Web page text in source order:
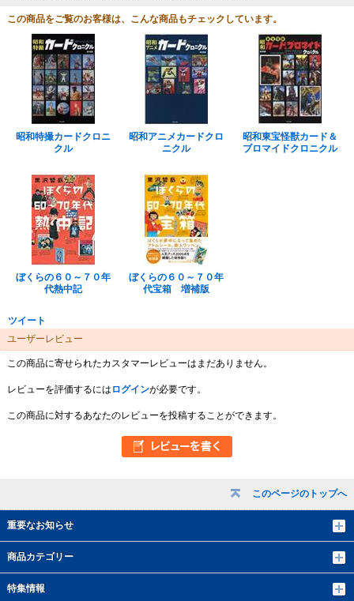
このページのトップへ
重要なお知らせ
商品カテゴリー
特集情報
この商品をご覧のお客様は、こんな商品もチェックしています。
昭和特撮カードクロニ
クル
昭和アニメカードクロ
ニクル
昭和東宝怪獣カード＆
ブロマイドクロニクル
ぼくらの６０～７０年
代熱中記
ぼくらの６０～７０年
代宝箱 増補版
ツイート
ユーザーレビュー
この商品に寄せられたカスタマーレビューはまだありません。
レビューを評価するには ログインが必要です。
この商品に対するあなたのレビューを投稿することができます。